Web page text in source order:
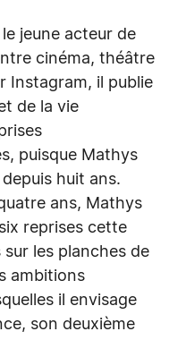
jeune acteur de
cinéma, théâtre
Instagram, il publie
de la vie
puisque Mathys
huit ans.
ans, Mathys
reprises cette
les planches de
ambitions
il envisage
son deuxième